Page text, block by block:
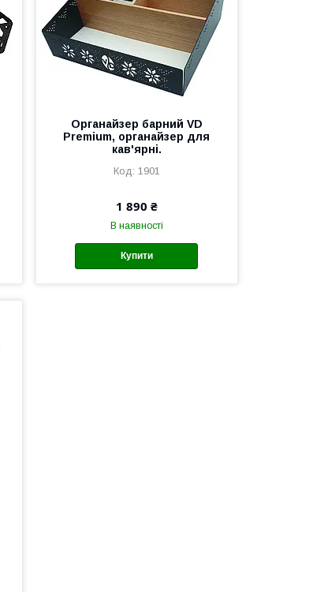
Органайзер барний VD
Premium, органайзер для
кав'ярні.
1901
1 890 ₴
В наявності
Купити